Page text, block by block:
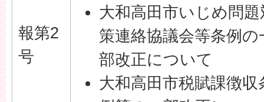
報第2
号
大和高田市いじめ問題
策連絡協議会等条例の
部改正について
大和高田市税賦課徴収